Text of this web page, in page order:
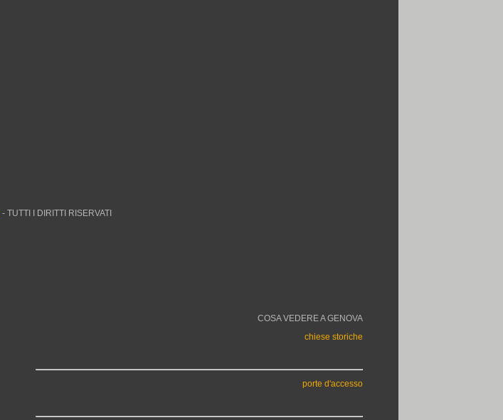
- TUTTI I DIRITTI RISERVATI
COSA VEDERE A GENOVA
chiese storiche
porte d'accesso